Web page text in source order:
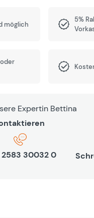
möglich
5%
Expertin Bettina
2583 30032 0